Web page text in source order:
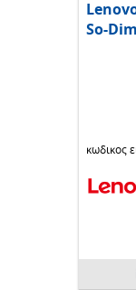
So-
κωδικος